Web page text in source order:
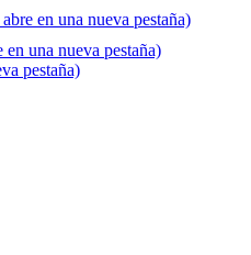
abre en una nueva pestaña)
en una nueva pestaña)
pestaña)